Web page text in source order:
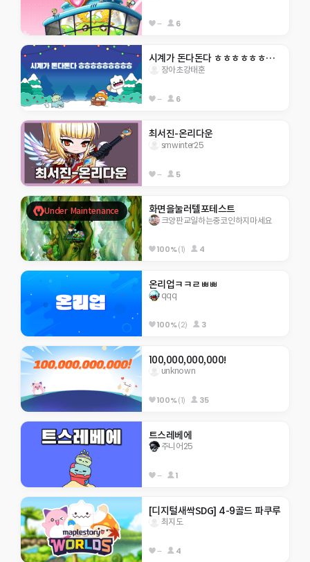
-- 6
시계가 돈다돈다 ㅎㅎㅎㅎㅎㅎㅎㅎㅎ
장아초강태훈
-- 6
최서진-온리다운
smwinter25
-- 5
Under Maintenance 화면을눌러텔포테스트
크앙판교일하는중코인하지마세요
100%(1) 4
온리업ㅋㅋㄹㅃㅃ
qqq
100%(2) 3
100,000,000,000!
unknown
100%(1) 35
트스레베에
주니어25
-- 1
[디지털새싹SDG] 4-9골드 파쿠루
최지도
-- 4